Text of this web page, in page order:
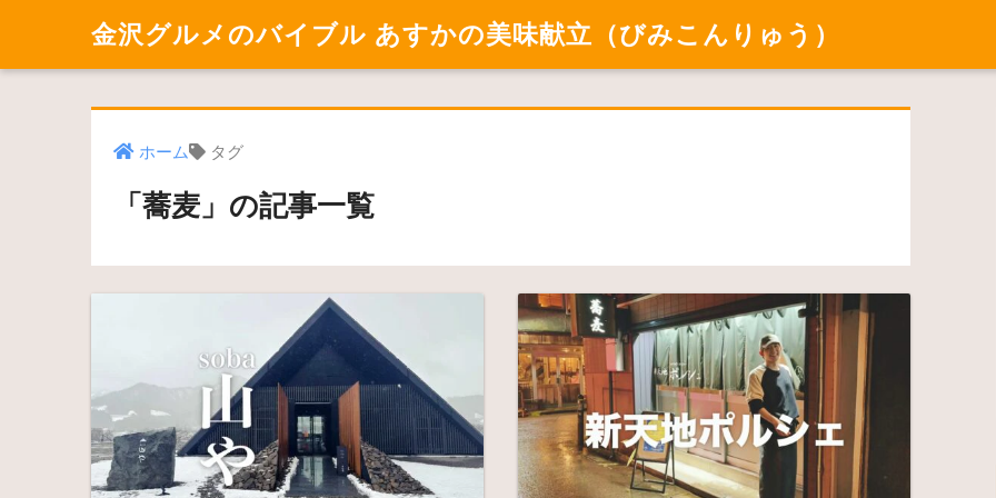
金沢グルメのバイブル あすかの美味献立（びみこんりゅう）
ホーム タグ
「蕎麦」の記事一覧